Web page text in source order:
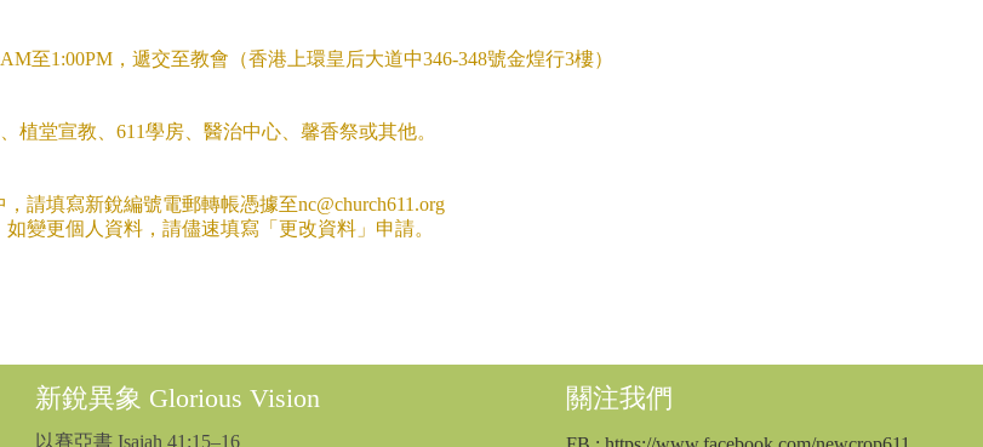
至1:00PM，遞交至教會（香港上環皇后大道中346-348號金煌行3樓）
植堂宣教、611學房、醫治中心、馨香祭或其他。
請填寫新銳編號電郵轉帳憑據至nc@church611.org
變更個人資料，請儘速填寫「更改資料」申請。
新銳異象 Glorious Vision
以賽亞書 Isaiah 41:15–16
關注我們